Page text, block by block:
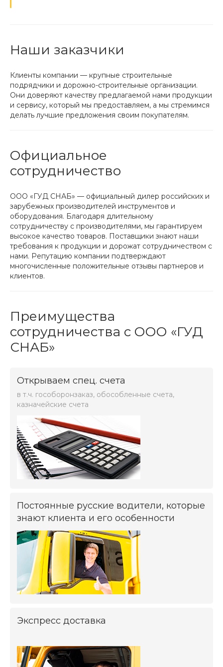
Наши заказчики
Клиенты компании — крупные строительные
подрядчики и дорожно-строительные организации.
Они доверяют качеству предлагаемой нами продукции
и сервису, который мы предоставляем, а мы стремимся
делать лучшие предложения своим покупателям.
Официальное
сотрудничество
ООО «ГУД СНАБ» — официальный дилер российских и
зарубежных производителей инструментов и
оборудования. Благодаря длительному
сотрудничеству с производителями, мы гарантируем
высокое качество товаров. Поставщики знают наши
требования к продукции и дорожат сотрудничеством с
нами. Репутацию компании подтверждают
многочисленные положительные отзывы партнеров и
клиентов.
Преимущества
сотрудничества с ООО «ГУД
СНАБ»
Открываем спец. cчета
в т.ч. гособоронзаказ, обособленные счета,
казначейские счета
Постоянные русские водители, которые
знают клиента и его особенности
Экспресс доставка